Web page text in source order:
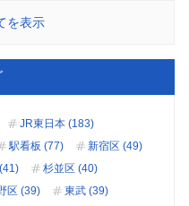
を表示
JR東日本 (183)
駅看板 (77)
新宿区 (49)
杉並区 (40)
区 (39)
東武 (39)